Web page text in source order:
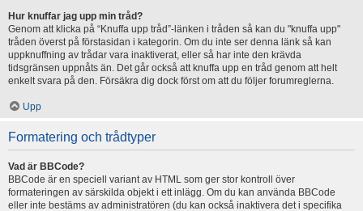
Hur knuffar jag upp min tråd?
Genom att klicka på “Knuffa upp tråd”-länken i tråden så kan du "knuffa upp"
tråden överst på förstasidan i kategorin. Om du inte ser denna länk så kan
uppknuffning av trådar vara inaktiverat, eller så har inte den krävda
tidsgränsen uppnåts än. Det går också att knuffa upp en tråd genom att helt
enkelt svara på den. Försäkra dig dock först om att du följer forumreglerna.
Upp
Formatering och trådtyper
Vad är BBCode?
BBCode är en speciell variant av HTML som ger stor kontroll över
formateringen av särskilda objekt i ett inlägg. Om du kan använda BBCode
eller inte bestäms av administratören (du kan också inaktivera det i specifika